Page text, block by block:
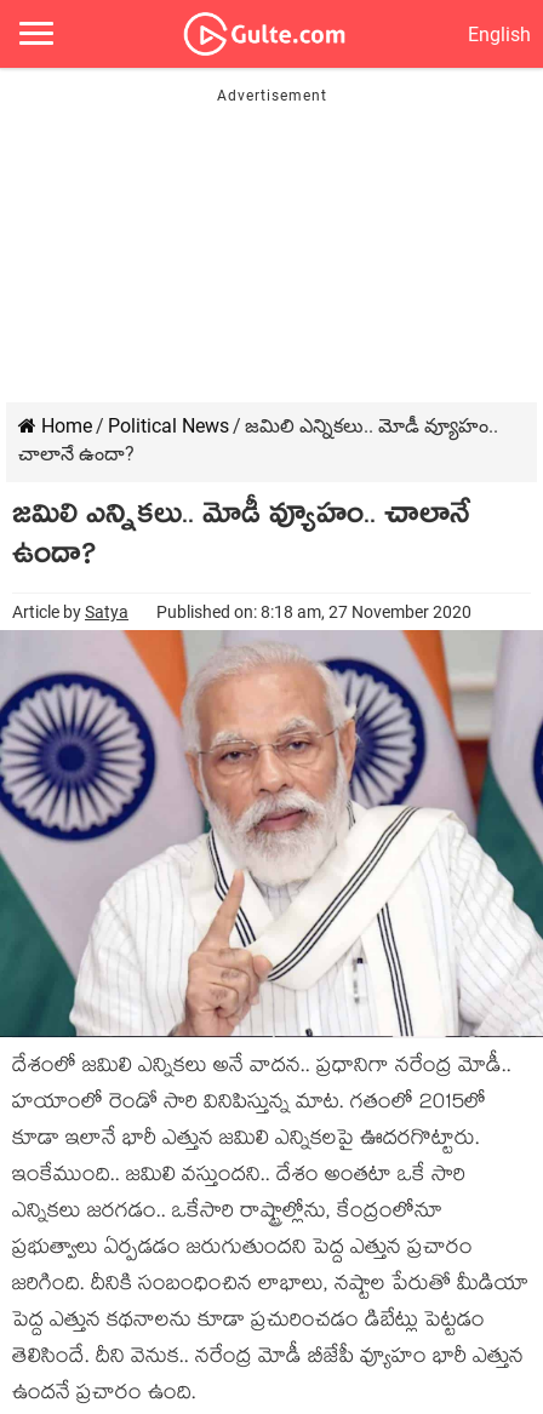
English
Home/ Political News/ జ‌మిలి ఎన్నిక‌లు.. మోడీ వ్యూహం..
చాలానే ఉందా?
జ‌మిలి ఎన్నిక‌లు.. మోడీ వ్యూహం.. చాలానే
ఉందా?
Article bySatya Published on: 8:18 am, 27 November 2020
దేశంలో జ‌మిలి ఎన్నిక‌లు అనే వాద‌న.. ప్ర‌ధానిగా న‌రేంద్ర మోడీ..
హ‌యాంలో రెండో సారి వినిపిస్తున్న మాట‌. గ‌తంలో 2015లో
కూడా ఇలానే భారీ ఎత్తున జ‌మిలి ఎన్నిక‌ల‌పై ఊద‌ర‌గొట్టారు.
ఇంకేముంది.. జ‌మిలి వ‌స్తుంద‌ని.. దేశం అంత‌టా ఒకే సారి
ఎన్నిక‌లు జ‌ర‌గ‌డం.. ఒకేసారి రాష్ట్రాల్లోను, కేంద్రంలోనూ
ప్ర‌భుత్వాలు ఏర్ప‌డ‌డం జ‌రుగుతుంద‌ని పెద్ద ఎత్తున ప్ర‌చారం
జ‌రిగింది. దీనికి సంబంధించిన లాభాలు, న‌ష్టాల పేరుతో మీడియా
పెద్ద ఎత్తున క‌థ‌నాల‌ను కూడా ప్ర‌చురించ‌డం డిబేట్లు పెట్ట‌డం
తెలిసిందే. దీని వెనుక‌.. న‌రేంద్ర మోడీ బీజేపీ వ్యూహం భారీ ఎత్తున
ఉంద‌నే ప్రచారం ఉంది.